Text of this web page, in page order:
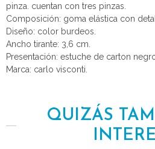
pinza. cuentan con tres pinzas.
Composición: goma elástica con
Diseño: color burdeos.
Ancho tirante: 3,6 cm.
Presentación: estuche de carton
Marca: carlo visconti.
QUIZÁS